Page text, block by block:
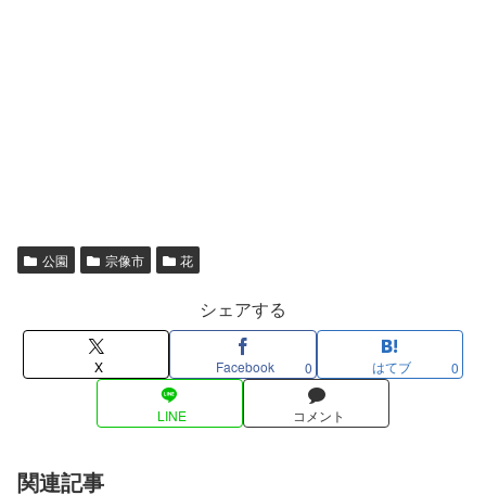
公園 宗像市 花
シェアする
X Facebook 0 はてブ 0
LINE コメント
関連記事